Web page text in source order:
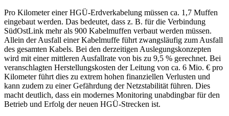
Pro Kilometer einer HGÜ-Erdverkabelung müssen ca. 1,7 Muffen
eingebaut werden. Das bedeutet, dass z. B. für die Verbindung
SüdOstLink mehr als 900 Kabelmuffen verbaut werden müssen.
Allein der Ausfall einer Kabelmuffe führt zwangsläufig zum Ausfall
des gesamten Kabels. Bei den derzeitigen Auslegungskonzepten
wird mit einer mittleren Ausfallrate von bis zu 9,5 % gerechnet. Bei
veranschlagten Herstellungskosten der Leitung von ca. 6 Mio. € pro
Kilometer führt dies zu extrem hohen finanziellen Verlusten und
kann zudem zu einer Gefährdung der Netzstabilität führen. Dies
macht deutlich, dass ein modernes Monitoring unabdingbar für den
Betrieb und Erfolg der neuen HGÜ-Strecken ist.